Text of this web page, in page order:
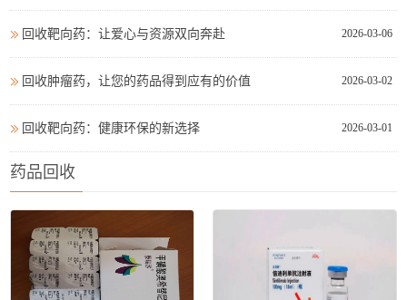
2026-03-06
回收靶向药：让爱心与资源双向奔赴
2026-03-02
回收肿瘤药，让您的药品得到应有的价值
2026-03-01
回收靶向药：健康环保的新选择
药品回收